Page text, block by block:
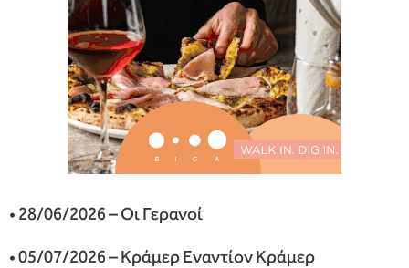
• 28/06/2026 – Οι Γερανοί
• 05/07/2026 – Κράμερ Εναντίον Κράμερ